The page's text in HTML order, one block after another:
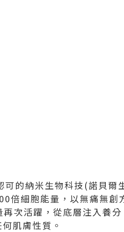
的納米生物科技(諾貝爾
倍細胞能量，以無痛無創
次活躍，從底層注入養
肌膚性質。